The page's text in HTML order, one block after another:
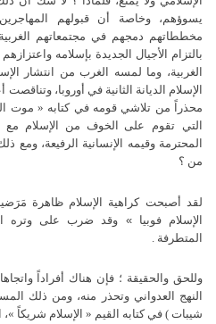
يسوؤهم، وخاصة أن قبولهم
مخططاتهم دمجهم في مجتمعاتهم الغربية
بالتزام الأجيال الجديدة بإسلامه
الغربية، وما لمسه الغرب من انتشار
الإسلام الديانة الثانية في أوروبا،
محذراً من تلاشي قومه في كتابه « موت
التي تقوم على الخوف من الإسلام مع
المحترمة وقيمه الإنسانية الرفيعة،
من ؟
لقد أصبحت كراهية الإسلام ظاهرة
الإسلام فوبيا » وقد ضرب على وتره
المتطرفة .
وللحق والحقيقة ؛ فإن هناك أفراداً
النهج العدواني وتحذر منه، ومن ذلك
شيبات ) في كتابه القيم « الإسلام شريكاً